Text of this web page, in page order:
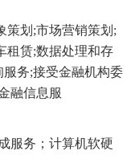
策划;市场营销策划;
租赁;数据处理和存
务;接受金融机构委
融信息服
服务；计算机软硬